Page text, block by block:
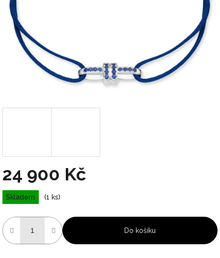
24 900 Kč
Měrná
cena:
Skladem (1 ks)
Do košíku